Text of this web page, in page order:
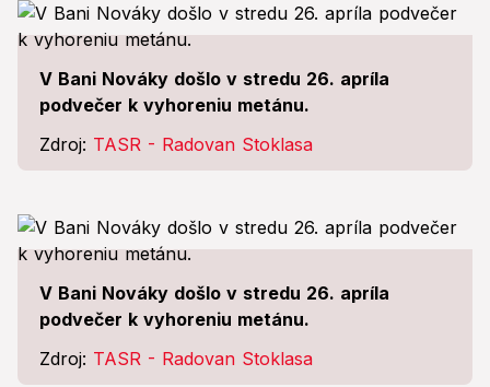
V Bani Nováky došlo v stredu 26. apríla
podvečer k vyhoreniu metánu.
Zdroj: TASR - Radovan Stoklasa
V Bani Nováky došlo v stredu 26. apríla
podvečer k vyhoreniu metánu.
Zdroj: TASR - Radovan Stoklasa